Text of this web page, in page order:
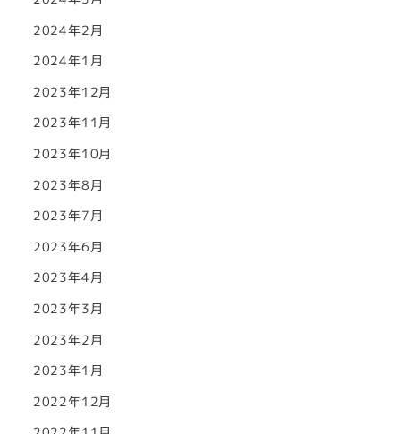
2024年2月
2024年1月
2023年12月
2023年11月
2023年10月
2023年8月
2023年7月
2023年6月
2023年4月
2023年3月
2023年2月
2023年1月
2022年12月